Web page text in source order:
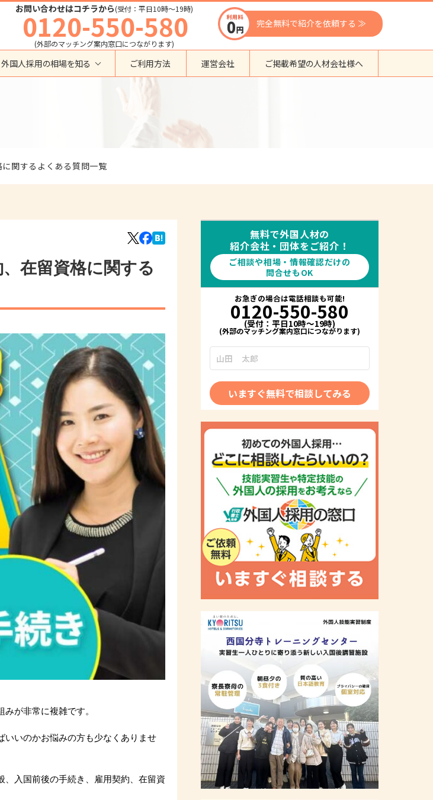
お問い合わせはコチラから(受付：平日10時〜19時)
0120-550-580
(外部のマッチング案内窓口につながります)
完全無料で紹介を依頼する ≫
者
清掃・ビルクリーニング
運送・ドライバー
宿泊
漁業
物流倉庫
リネンサプライ
造船・航空・鉄道
通訳・翻訳
IT
営業
貿易
講師・教師
販売・接客
登録支援機関
行政書士事務所
外国人採用の相場を知る ご利用方法 運営会社 ご掲載希望の人材会社様へ
関するよくある質問一覧
在留資格に関する
が非常に複雑です。
いいのかお悩みの方も少なくありませ
入国前後の手続き、雇用契約、在留資
無料で外国人材の
紹介会社・団体をご紹介！
ご相談や相場・情報確認だけの
問合せもOK
お急ぎの場合は電話相談も可能!
0120-550-580
(受付：平日10時～19時)
いますぐ無料で相談してみる